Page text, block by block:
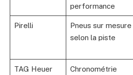
performance
Pirelli
Pneus sur mesure
selon la piste
TAG Heuer
Chronométrie